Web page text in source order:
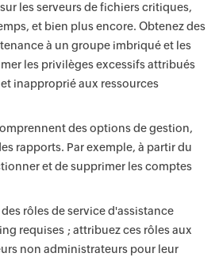
les serveurs de fichiers critiques,
et bien plus encore. Obtenez des
à un groupe imbriqué et les
les privilèges excessifs attribués
inapproprié aux ressources
des options de gestion,
rapports. Par exemple, à partir du
et de supprimer les comptes
des rôles de service d'assistance
requises ; attribuez ces rôles aux
non administrateurs pour leur